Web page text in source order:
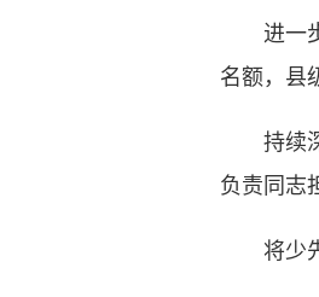
进一步
名额，县
持续深
负责同志
将少先